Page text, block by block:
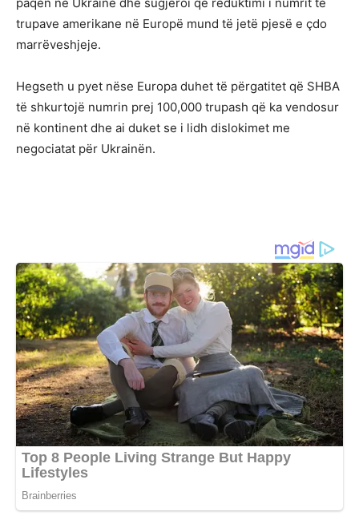
trupave amerikane në Europë mund të jetë pjesë e çdo
marrëveshjeje.
Hegseth u pyet nëse Europa duhet të përgatitet që SHBA
të shkurtojë numrin prej 100,000 trupash që ka vendosur
në kontinent dhe ai duket se i lidh dislokimet me
negociatat për Ukrainën.